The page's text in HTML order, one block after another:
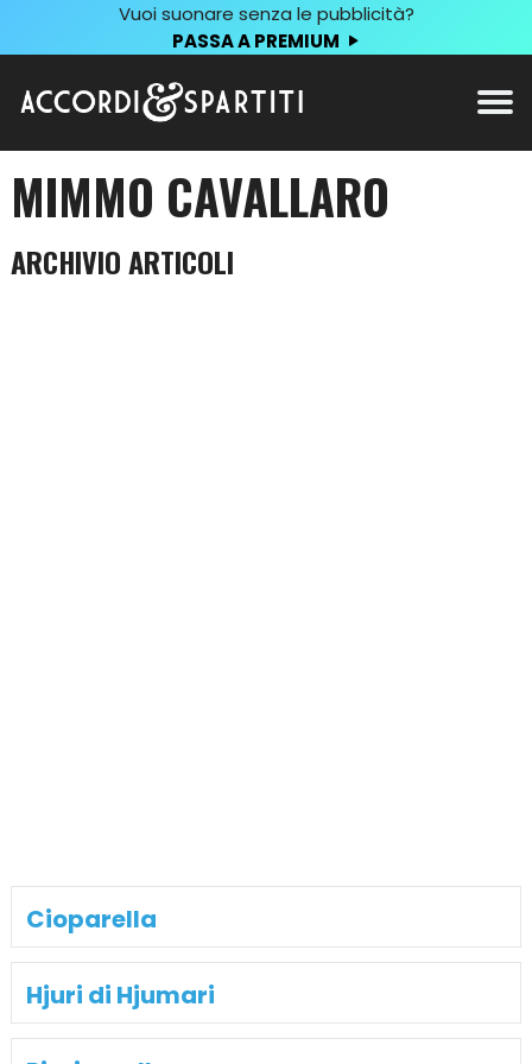
Vuoi suonare senza le pubblicità?
PASSA A PREMIUM
MIMMO CAVALLARO
ARCHIVIO ARTICOLI
Cioparella
Hjuri di Hjumari